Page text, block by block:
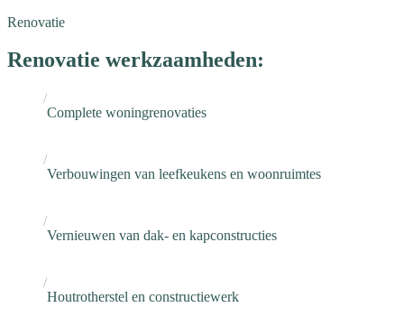
Renovatie
Renovatie werkzaamheden:
Complete woningrenovaties
Verbouwingen van leefkeukens en woonruimtes
Vernieuwen van dak- en kapconstructies
Houtrotherstel en constructiewerk